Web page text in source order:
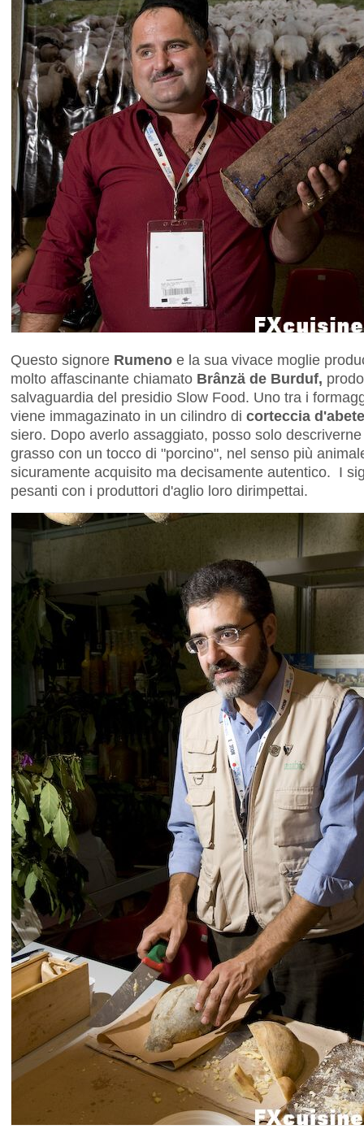
Questo signore Rumeno e la sua vivace moglie
molto affascinante chiamato Brânzä de Burduf,
salvaguardia del presidio Slow Food. Uno tra i
viene immagazinato in un cilindro di corteccia d'abete
siero. Dopo averlo assaggiato, posso solo
grasso con un tocco di "porcino", nel senso più
sicuramente acquisito ma decisamente autentico. I
pesanti con i produttori d'aglio loro dirimpettai.